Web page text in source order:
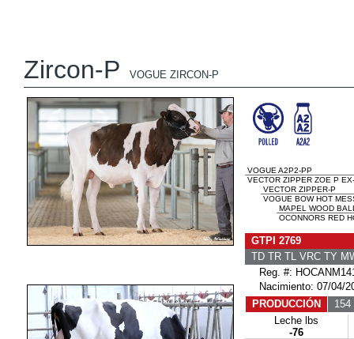
Zircon-P VOGUE ZIRCON-P
VOGUE A2P2-PP
VECTOR ZIPPER ZOE P
VECTOR ZIPPER-P
VOGUE BOW HOT
MAPEL WOOD
OCONNORS RED
GTPI 2769
TD TR TL VRC TY
Reg. #:
Nacimiento: 07/04/
PRODUCCIÓN
154
Leche lbs
-76